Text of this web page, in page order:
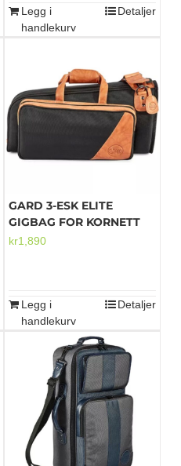
Legg i
handlekurv
Detaljer
GARD 3-ESK ELITE
GIGBAG FOR KORNETT
kr1,890
Legg i
handlekurv
Detaljer